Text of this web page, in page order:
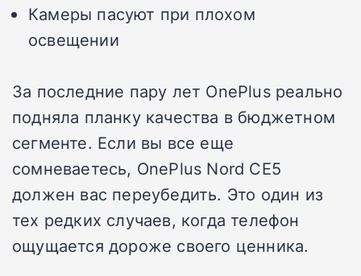
Камеры пасуют при плохом
освещении
За последние пару лет OnePlus реально
подняла планку качества в бюджетном
сегменте. Если вы все еще
сомневаетесь, OnePlus Nord CE5
должен вас переубедить. Это один из
тех редких случаев, когда телефон
ощущается дороже своего ценника.